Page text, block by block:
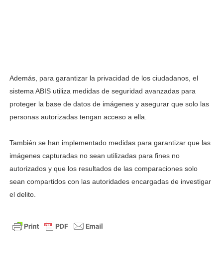
Además, para garantizar la privacidad de los ciudadanos, el
sistema ABIS utiliza medidas de seguridad avanzadas para
proteger la base de datos de imágenes y asegurar que solo las
personas autorizadas tengan acceso a ella.
También se han implementado medidas para garantizar que las
imágenes capturadas no sean utilizadas para fines no
autorizados y que los resultados de las comparaciones solo
sean compartidos con las autoridades encargadas de investigar
el delito.